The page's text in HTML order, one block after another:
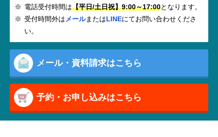
電話受付時間は【平日/土日祝】9:00～17:00となります。
受付時間外はメールまたはLINEにてお問い合わせくださ
い。
メール・資料請求はこちら
予約・お申し込みはこちら